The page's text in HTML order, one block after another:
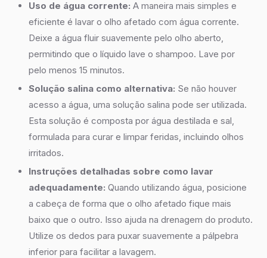
Uso de água corrente: A maneira mais simples e
eficiente é lavar o olho afetado com água corrente.
Deixe a água fluir suavemente pelo olho aberto,
permitindo que o líquido lave o shampoo. Lave por
pelo menos 15 minutos.
Solução salina como alternativa: Se não houver
acesso a água, uma solução salina pode ser utilizada.
Esta solução é composta por água destilada e sal,
formulada para curar e limpar feridas, incluindo olhos
irritados.
Instruções detalhadas sobre como lavar
adequadamente: Quando utilizando água, posicione
a cabeça de forma que o olho afetado fique mais
baixo que o outro. Isso ajuda na drenagem do produto.
Utilize os dedos para puxar suavemente a pálpebra
inferior para facilitar a lavagem.